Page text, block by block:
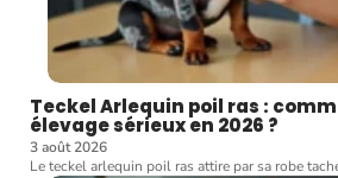
Teckel Arlequin poil ras :
élevage sérieux en 2026 ?
3 août 2026
Le teckel arlequin poil ras attire par sa robe